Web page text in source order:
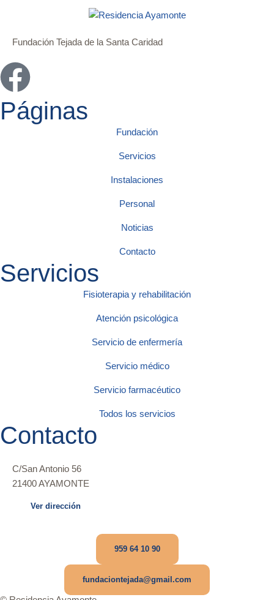
Fundación Tejada de la Santa Caridad
Páginas
Fundación
Servicios
Instalaciones
Personal
Noticias
Contacto
Servicios
Fisioterapia y rehabilitación
Atención psicológica
Servicio de enfermería
Servicio médico
Servicio farmacéutico
Todos los servicios
Contacto
C/San Antonio 56
21400 AYAMONTE
Ver dirección
959 64 10 90
fundaciontejada@gmail.com